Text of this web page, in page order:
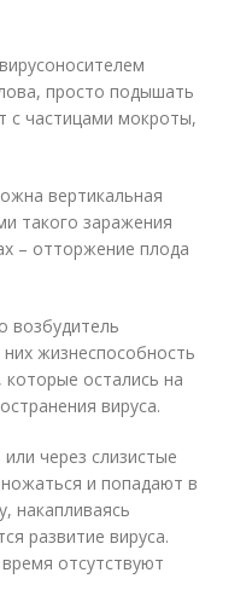
просто подышать
с частицами мокроты,
вертикальная
такого заражения
– отторжение плода
возбудитель
жизнеспособность
остались на
вируса.
через слизистые
и попадают в
накапливаясь
развитие вируса.
отсутствуют